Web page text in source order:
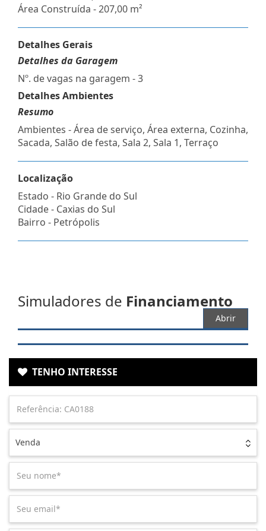
Área Construída - 207,00 m²
Detalhes Gerais
Detalhes da Garagem
Nº. de vagas na garagem - 3
Detalhes Ambientes
Resumo
Ambientes - Área de serviço, Área externa, Cozinha,
Sacada, Salão de festa, Sala 2, Sala 1, Terraço
Localização
Estado - Rio Grande do Sul
Cidade - Caxias do Sul
Bairro - Petrópolis
Simuladores de Financiamento
Abrir
TENHO INTERESSE
Venda